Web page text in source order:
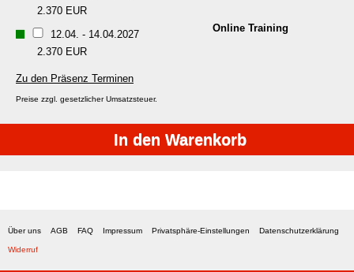
2.370 EUR
12.04. - 14.04.2027
Online Training
2.370 EUR
Zu den Präsenz Terminen
Preise zzgl. gesetzlicher Umsatzsteuer.
Über uns AGB FAQ Impressum Privatsphäre-Einstellungen Datenschutzerklärung
Widerruf